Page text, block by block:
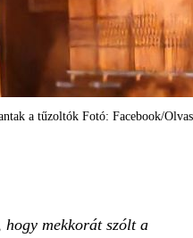
a tűzoltók Fotó: Facebook/
mekkorát szólt a